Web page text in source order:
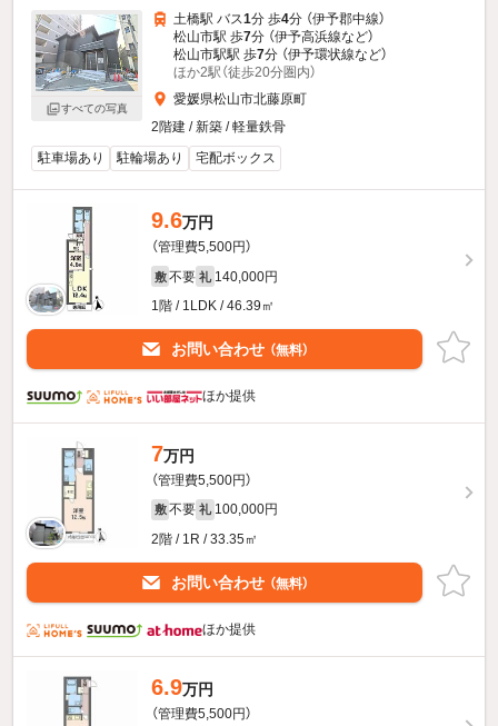
すべての写真
土橋駅 バス1分 歩4分 （伊予郡中線）
松山市駅 歩7分 （伊予高浜線など）
松山市駅駅 歩7分 （伊予環状線など）
ほか2駅（徒歩20分圏内）
愛媛県松山市北藤原町
2階建 / 新築 / 軽量鉄骨
駐車場あり
駐輪場あり 宅配ボックス
9.6万円
（管理費5,500円）
敷 不要 礼 140,000円
1階 / 1LDK / 46.39㎡
お問い合わせ （無料）
ほか提供
7万円
（管理費5,500円）
敷 不要 礼 100,000円
2階 / 1R / 33.35㎡
お問い合わせ （無料）
ほか提供
6.9万円
（管理費5,500円）